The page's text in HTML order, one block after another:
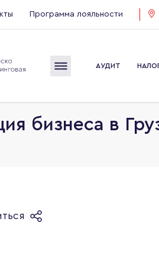
Программа лояльности
АУДИТ
бизнеса в